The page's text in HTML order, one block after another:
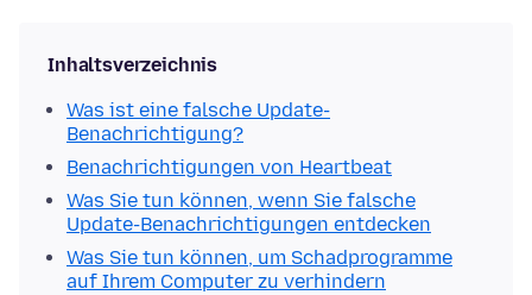
Inhaltsverzeichnis
Was ist eine falsche Update-
Benachrichtigung?
Benachrichtigungen von Heartbeat
Was Sie tun können, wenn Sie falsche
Update-Benachrichtigungen entdecken
Was Sie tun können, um Schadprogramme
auf Ihrem Computer zu verhindern